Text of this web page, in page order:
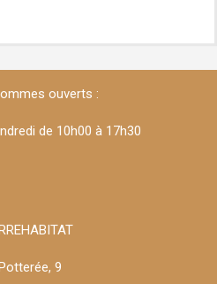
ouverts :
de 10h00 à 17h30
9